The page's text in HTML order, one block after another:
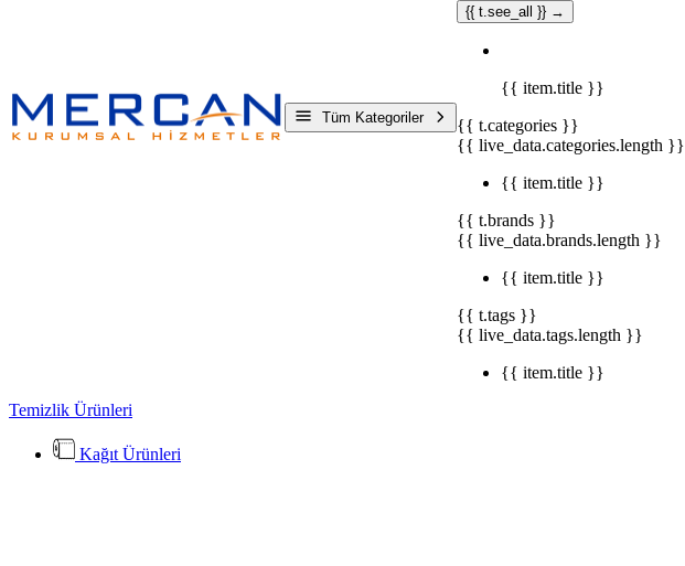
Tüm Kategoriler
{{ t.see_all }} →
{{ item.title }}
{{ t.categories }}
{{ live_data.categories.length }}
{{ item.title }}
{{ t.brands }}
{{ live_data.brands.length }}
{{ item.title }}
{{ t.tags }}
{{ live_data.tags.length }}
{{ item.title }}
Temizlik Ürünleri
Kağıt Ürünleri